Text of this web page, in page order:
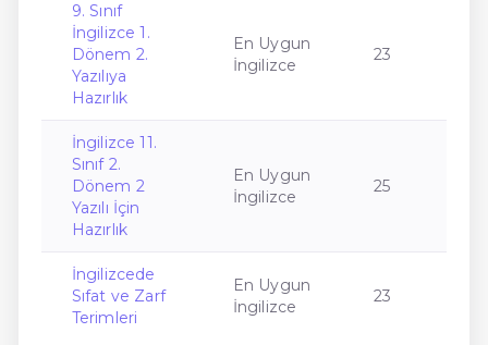
9. Sınıf
İngilizce 1.
Dönem 2.
Yazılıya
Hazırlık
En Uygun
İngilizce
23
İngilizce 11.
Sınıf 2.
Dönem 2
Yazılı İçin
Hazırlık
En Uygun
İngilizce
25
İngilizcede
Sıfat ve Zarf
Terimleri
En Uygun
İngilizce
23